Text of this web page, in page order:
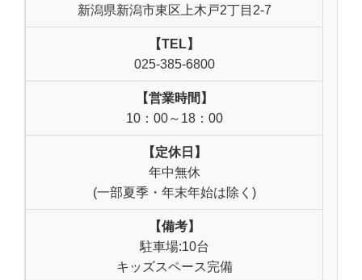
新潟県新潟市東区上木戸2丁目2-7
【TEL】
025-385-6800
【営業時間】
10：00～18：00
【定休日】
年中無休
(一部夏季・年末年始は除く)
【備考】
駐車場:10台
キッズスペース完備